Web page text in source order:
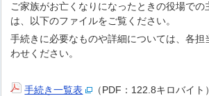
ご家族がお亡くなりになったときの役場での
は、以下のファイルをご覧ください。
手続きに必要なものや詳細については、各担
わせください。
手続き一覧表 （PDF：122.8キロバイト）